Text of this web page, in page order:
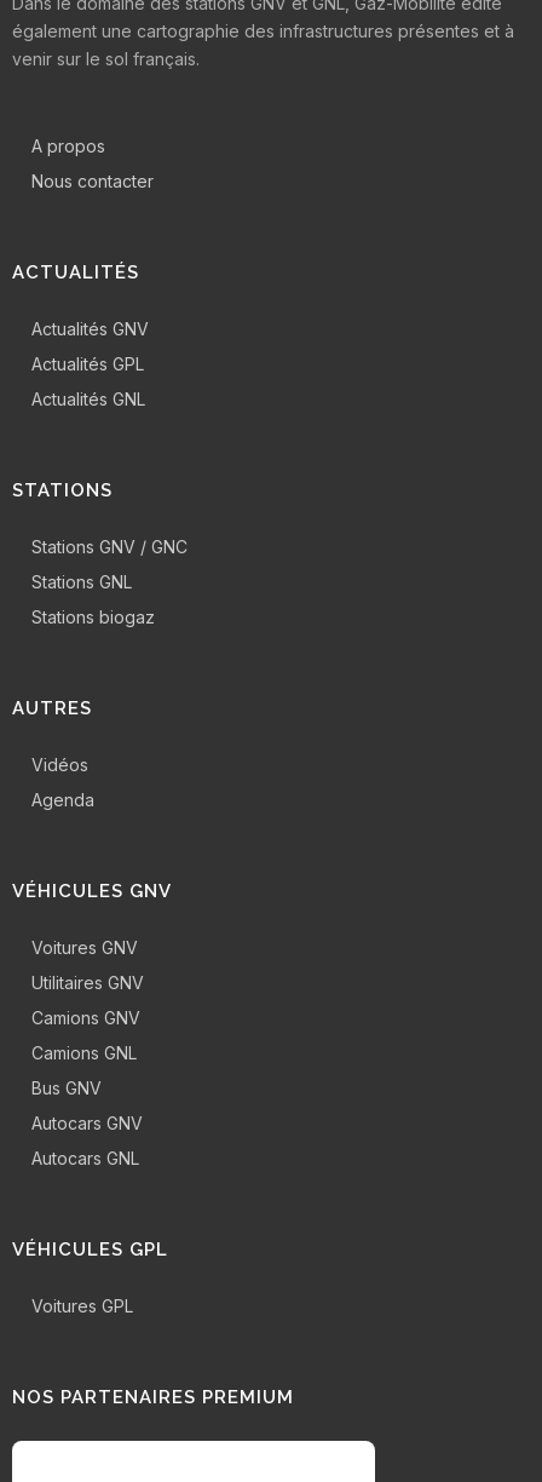
également une cartographie des infrastructures présentes et à
venir sur le sol français.
A propos
Nous contacter
ACTUALITÉS
Actualités GNV
Actualités GPL
Actualités GNL
STATIONS
Stations GNV / GNC
Stations GNL
Stations biogaz
AUTRES
Vidéos
Agenda
VÉHICULES GNV
Voitures GNV
Utilitaires GNV
Camions GNV
Camions GNL
Bus GNV
Autocars GNV
Autocars GNL
VÉHICULES GPL
Voitures GPL
NOS PARTENAIRES PREMIUM